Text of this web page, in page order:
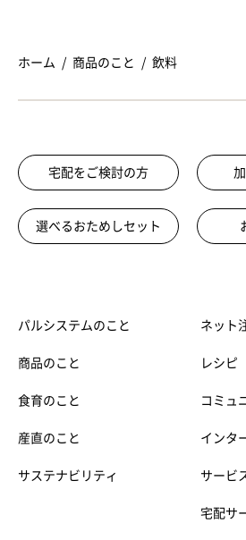
ホーム 商品のこと 飲料
宅配をご検討の方
選べるおためしセット
パルシステムのこと
商品のこと
食育のこと
産直のこと
サステナビリティ
ネット
レシピ
コミュ
インタ
サービ
宅配サ